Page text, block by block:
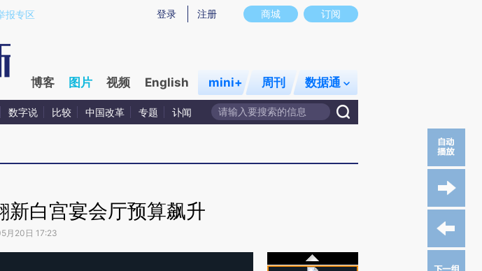
商城 订阅
登录 注册
报专区
博客 图片 视频 English mini+ 周刊 数据通
数字说 比较 中国改革 专题 讣闻
新白宫宴会厅预算飙升
月20日 17:23